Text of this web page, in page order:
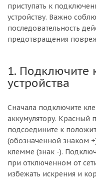
приступать к
устройству. Важно
последовательность
предотвращения
1. Подключите
устройства
Сначала подключите
аккумулятору. Красный
подсоедините к
(обозначенной знаком
клемме (знак -).
при отключенном от
избежать искрения и